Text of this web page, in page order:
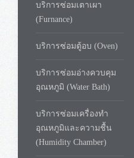
บริการซ่อมเตาเผา
(Furnance)
บริการซ่อมตู้อบ (Oven)
บริการซ่อมอ่างควบคุม
อุณหภูมิ (Water Bath)
บริการซ่อมเครื่องทำ
อุณหภูมิและความชื้น
(Humidity Chamber)